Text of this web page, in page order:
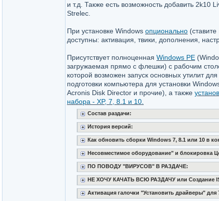
и т.д. Также есть возможность добавить 2k10
Strelec.
При установке Windows опционально
доступны: активация, твики, дополнения,
Присутствует полноценная Windows PE
загружаемая прямо с флешки) с рабочим
которой возможен запуск основных утилит
подготовки компьютера для установки
Acronis Disk Director и прочие), а также
набора - XP, 7, 8.1 и 10.
Состав раздачи:
История версий:
Как обновить сборки Windows 7, 8.1 или 10 в
Несовместимое оборудование" и блокировка
ПО ПОВОДУ "ВИРУСОВ" В РАЗДАЧЕ:
НЕ ХОЧУ КАЧАТЬ ВСЮ РАЗДАЧУ или Создание
Активация галочки "Установить драйверы" для